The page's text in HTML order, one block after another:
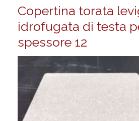
Copertina torata
idrofugata di testa
spessore 12